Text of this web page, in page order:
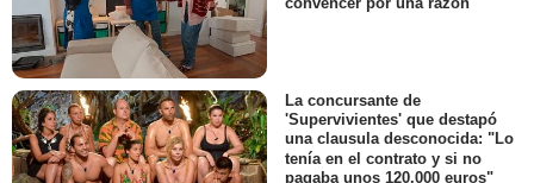
La concursante de
'Supervivientes' que destapó
una clausula desconocida: "Lo
tenía en el contrato y si no
pagaba unos 120.000 euros"